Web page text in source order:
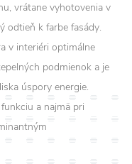
vrátane vyhotovenia v
odtieň k farbe fasády.
v interiéri optimálne
podmienok a je
úspory energie.
a najmä pri